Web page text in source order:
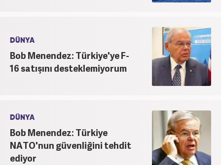
DÜNYA
Bob Menendez: Türkiye'ye F-
16 satışını desteklemiyorum
DÜNYA
Bob Menendez: Türkiye
NATO'nun güvenliğini tehdit
ediyor